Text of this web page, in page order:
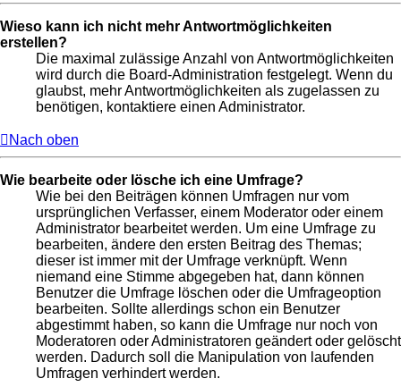
Wieso kann ich nicht mehr Antwortmöglichkeiten
erstellen?
Die maximal zulässige Anzahl von Antwortmöglichkeiten
wird durch die Board-Administration festgelegt. Wenn du
glaubst, mehr Antwortmöglichkeiten als zugelassen zu
benötigen, kontaktiere einen Administrator.
Nach oben
Wie bearbeite oder lösche ich eine Umfrage?
Wie bei den Beiträgen können Umfragen nur vom
ursprünglichen Verfasser, einem Moderator oder einem
Administrator bearbeitet werden. Um eine Umfrage zu
bearbeiten, ändere den ersten Beitrag des Themas;
dieser ist immer mit der Umfrage verknüpft. Wenn
niemand eine Stimme abgegeben hat, dann können
Benutzer die Umfrage löschen oder die Umfrageoption
bearbeiten. Sollte allerdings schon ein Benutzer
abgestimmt haben, so kann die Umfrage nur noch von
Moderatoren oder Administratoren geändert oder gelöscht
werden. Dadurch soll die Manipulation von laufenden
Umfragen verhindert werden.